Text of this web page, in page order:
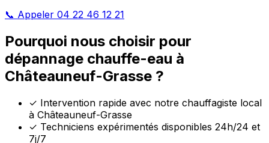
📞 Appeler 04 22 46 12 21
Pourquoi nous choisir pour
dépannage chauffe-eau à
Châteauneuf-Grasse ?
✓ Intervention rapide avec notre chauffagiste local
à Châteauneuf-Grasse
✓ Techniciens expérimentés disponibles 24h/24 et
7j/7